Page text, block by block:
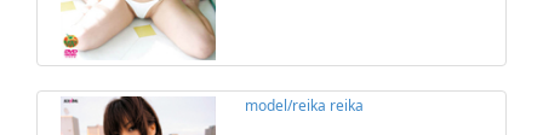
model/reika reika